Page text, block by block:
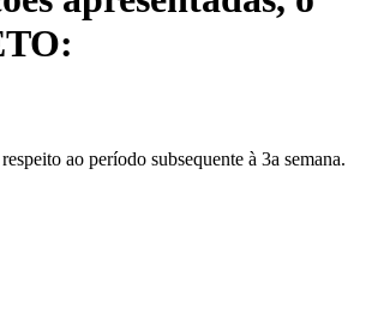
ao período subsequente à 3a semana.